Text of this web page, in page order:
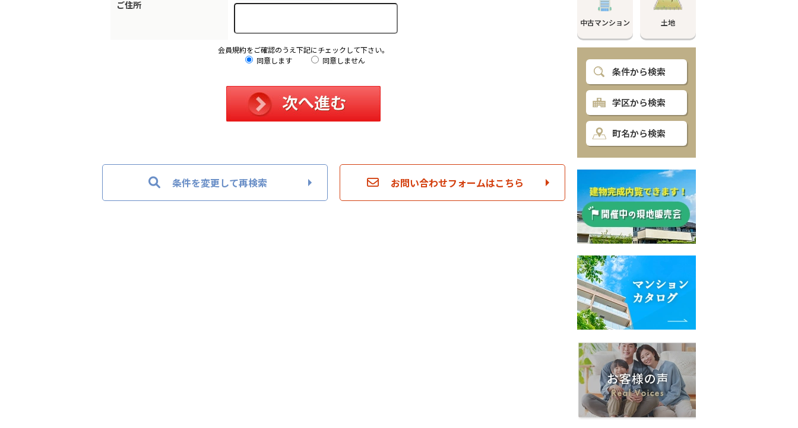
ご住所
会員規約をご確認のうえ下記にチェックして下さい。
同意します
同意しません
条件を変更して再検索 お問い合わせフォームはこちら
中古マンション 土地
条件から検索
学区から検索
町名から検索